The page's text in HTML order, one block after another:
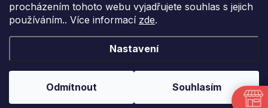
procházením tohoto webu vyjadřujete souhlas s jejich
používáním.. Více informací zde.
Nastavení
Odmítnout Souhlasím
FACEBOOK
Vytvořil Shoptet
Copyright 2026 . Všechna práva vyhrazena.